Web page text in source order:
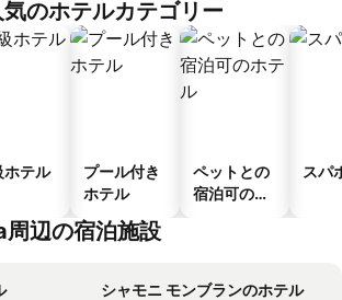
のホテルカテゴリー
ホテル
プール付き
ホテル
ペットとの
宿泊可のホ
スパ
辺の宿泊施設
シャモニ モンブランのホテル